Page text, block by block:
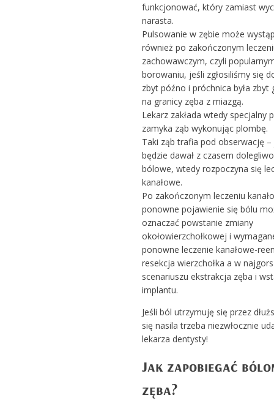
funkcjonować, który zamiast
narasta.
Pulsowanie w zębie może
również po zakończonym
zachowawczym, czyli
borowaniu, jeśli zgłosiliśmy się
zbyt późno i próchnica była zbyt
na granicy zęba z miazgą.
Lekarz zakłada wtedy specjalny
zamyka ząb wykonując plombę.
Taki ząb trafia pod obserwację –
będzie dawał z czasem
bólowe, wtedy rozpoczyna się
kanałowe.
Po zakończonym leczeniu
ponowne pojawienie się bólu
oznaczać powstanie zmiany
okołowierzchołkowej i
ponowne leczenie kanałowe-
resekcja wierzchołka a w
scenariuszu ekstrakcja zęba i
implantu.
Jeśli ból utrzymuję się przez
się nasila trzeba niezwłocznie
lekarza dentysty!
Jak zapobiegać
zęba?